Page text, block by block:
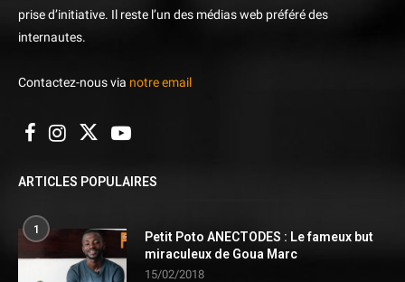
prise d’initiative. Il reste l’un des médias web préféré des
internautes.
Contactez-nous via notre email
ARTICLES POPULAIRES
1
Petit Poto ANECTODES : Le fameux but
miraculeux de Goua Marc
15/02/2018